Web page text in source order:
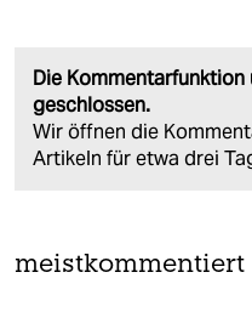
Die
geschlossen.
Wir öffnen die
Artikeln für etwa drei
meistkommentiert